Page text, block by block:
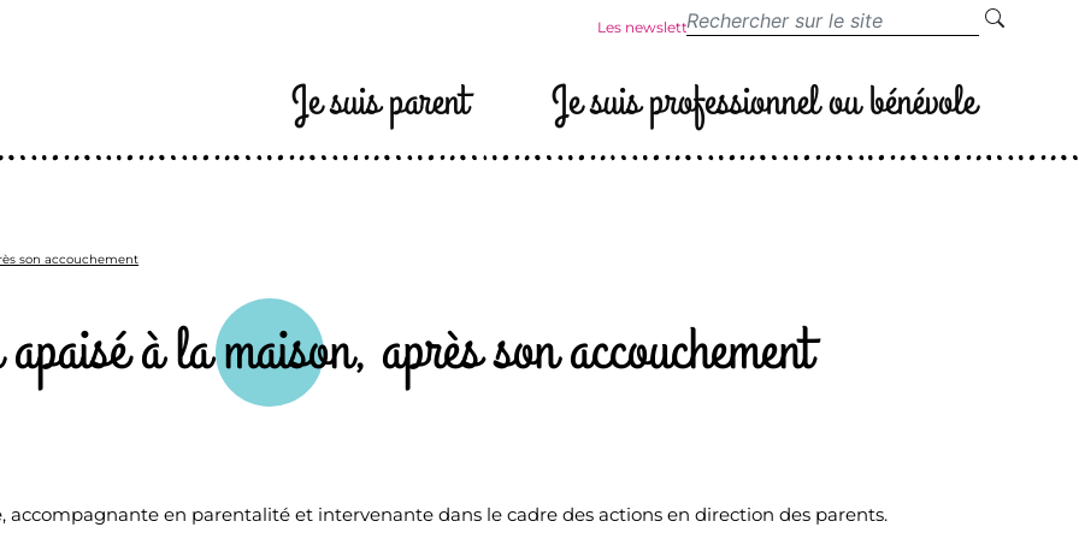
Les newsletters
Je suis parent Je suis professionnel ou bénévole
son accouchement
à la maison, après son accouchement
accompagnante en parentalité et intervenante dans le cadre des actions en direction des parents.